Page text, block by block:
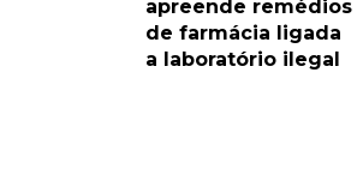
apreende remédios
de farmácia ligada
a laboratório ilegal